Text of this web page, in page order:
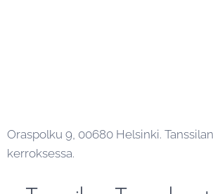
Oraspolku 9, 00680 Helsinki.
kerroksessa.